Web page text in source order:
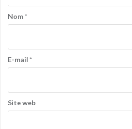
Nom*
E-mail *
Site web